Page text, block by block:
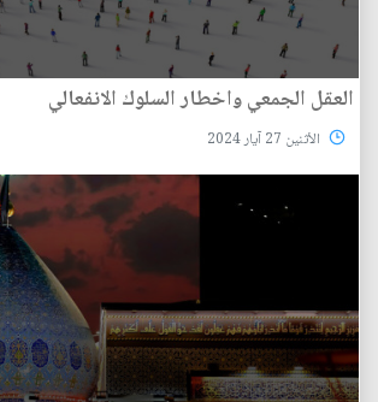
العقل الجمعي واخطار السلوك الانفعالي
الأثنين 27 آيار 2024